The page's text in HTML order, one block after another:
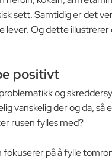
sett. Samtidig er det
lever. Og dette
positivt
og
vanskelig der og da,
rusen fylles med?
på å fylle